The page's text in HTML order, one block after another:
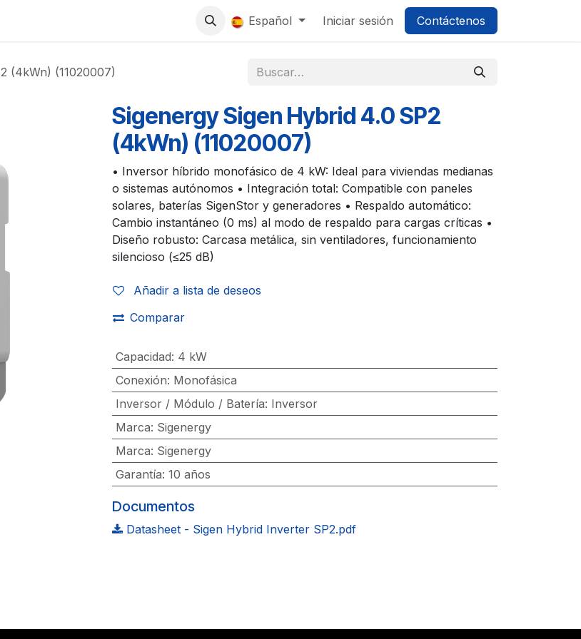
0 Español Iniciar sesión Contáctenos
(4kWn) (11020007)
Sigenergy Sigen Hybrid 4.0 SP2
(4kWn) (11020007)
• Inversor híbrido monofásico de 4 kW: Ideal para viviendas medianas
o sistemas autónomos • Integración total: Compatible con paneles
solares, baterías SigenStor y generadores • Respaldo automático:
Cambio instantáneo (0 ms) al modo de respaldo para cargas críticas •
Diseño robusto: Carcasa metálica, sin ventiladores, funcionamiento
silencioso (≤25 dB)
Añadir a lista de deseos
Comparar
Capacidad: 4 kW
Conexión: Monofásica
Inversor / Módulo / Batería: Inversor
Marca: Sigenergy
Marca: Sigenergy
Garantía: 10 años
Documentos
Datasheet - Sigen Hybrid Inverter SP2.pdf